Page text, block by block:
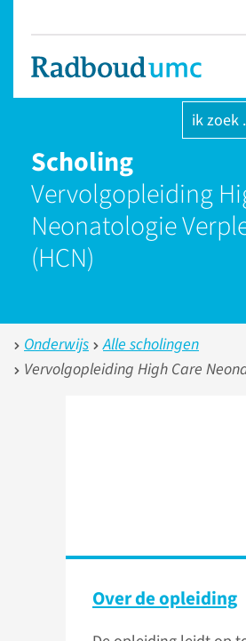
ik zoek
Scholing
Vervolgopleiding
Neonatologie
(HCN)
Onderwijs
Alle scholingen
Vervolgopleiding High Care Neonatologie
Over de opleiding